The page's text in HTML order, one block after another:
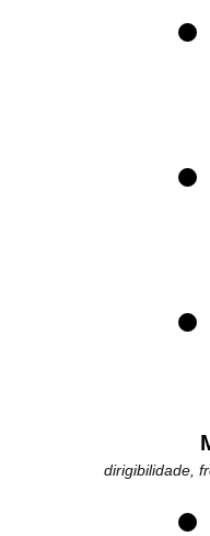
dirigibilidade,